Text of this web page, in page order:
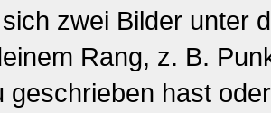
zwei Bilder unter
Rang, z. B.
geschrieben hast